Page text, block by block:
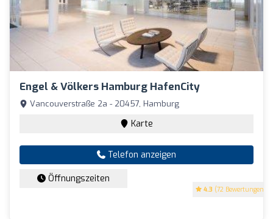
Engel & Völkers Hamburg HafenCity
4.3 (72 Bewertungen)
Vancouverstraße 2a - 20457, Hamburg
Karte
Telefon anzeigen
Öffnungszeiten